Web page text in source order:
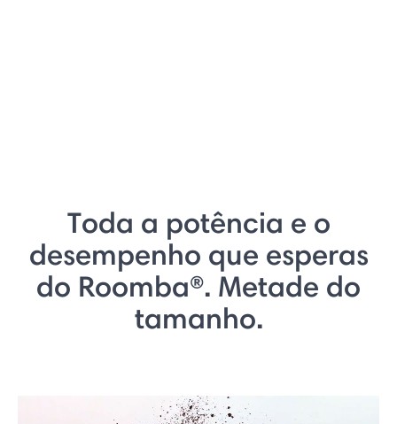
Toda a potência e o
desempenho que esperas
do Roomba®. Metade do
tamanho.